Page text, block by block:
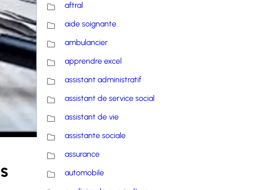
aftral
aide soignante
ambulancier
apprendre excel
assistant administratif
assistant de service social
assistant de vie
assistante sociale
assurance
automobile